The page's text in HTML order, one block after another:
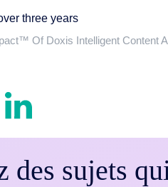
Of Doxis Intelligent Content
des sujets